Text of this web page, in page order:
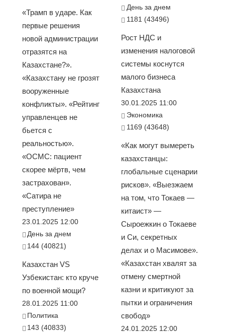
«Трамп в ударе. Как
первые решения
новой администрации
отразятся на
Казахстане?».
«Казахстану не грозят
вооруженные
конфликты». «Рейтинг
управленцев не
бьется с
реальностью».
«ОСМС: пациент
скорее мёртв, чем
застрахован».
«Сатира не
преступление»
23.01.2025 12:00
День за днем
144 (40821)
Казахстан VS
Узбекистан: кто круче
по военной мощи?
28.01.2025 11:00
Политика
143 (40833)
День за днем
1181 (43496)
Рост НДС и
изменения налоговой
системы коснутся
малого бизнеса
Казахстана
30.01.2025 11:00
Экономика
1169 (43648)
«Как могут вымереть
казахстанцы:
глобальные сценарии
рисков». «Выезжаем
на том, что Токаев —
китаист» —
Сыроежкин о Токаеве
и Си, секретных
делах и о Масимове».
«Казахстан хвалят за
отмену смертной
казни и критикуют за
пытки и ограничения
свобод»
24.01.2025 12:00